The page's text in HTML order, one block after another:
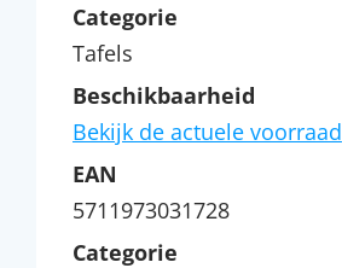
Categorie
Tafels
Beschikbaarheid
Bekijk de actuele voorraad
EAN
5711973031728
Categorie